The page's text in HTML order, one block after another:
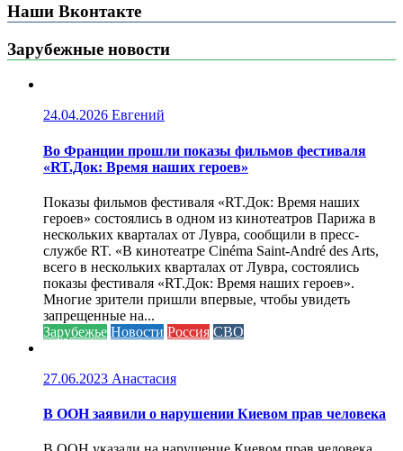
Наши Вконтакте
Зарубежные новости
24.04.2026 Евгений
Во Франции прошли показы фильмов фестиваля
«RT.Док: Время наших героев»
Показы фильмов фестиваля «RT.Док: Время наших
героев» состоялись в одном из кинотеатров Парижа в
нескольких кварталах от Лувра, сообщили в пресс-
службе RT. «В кинотеатре Cinéma Saint-André des Arts,
всего в нескольких кварталах от Лувра, состоялись
показы фестиваля «RT.Док: Время наших героев».
Многие зрители пришли впервые, чтобы увидеть
запрещенные на...
Зарубежье Новости Россия СВО
27.06.2023 Анастасия
В ООН заявили о нарушении Киевом прав человека